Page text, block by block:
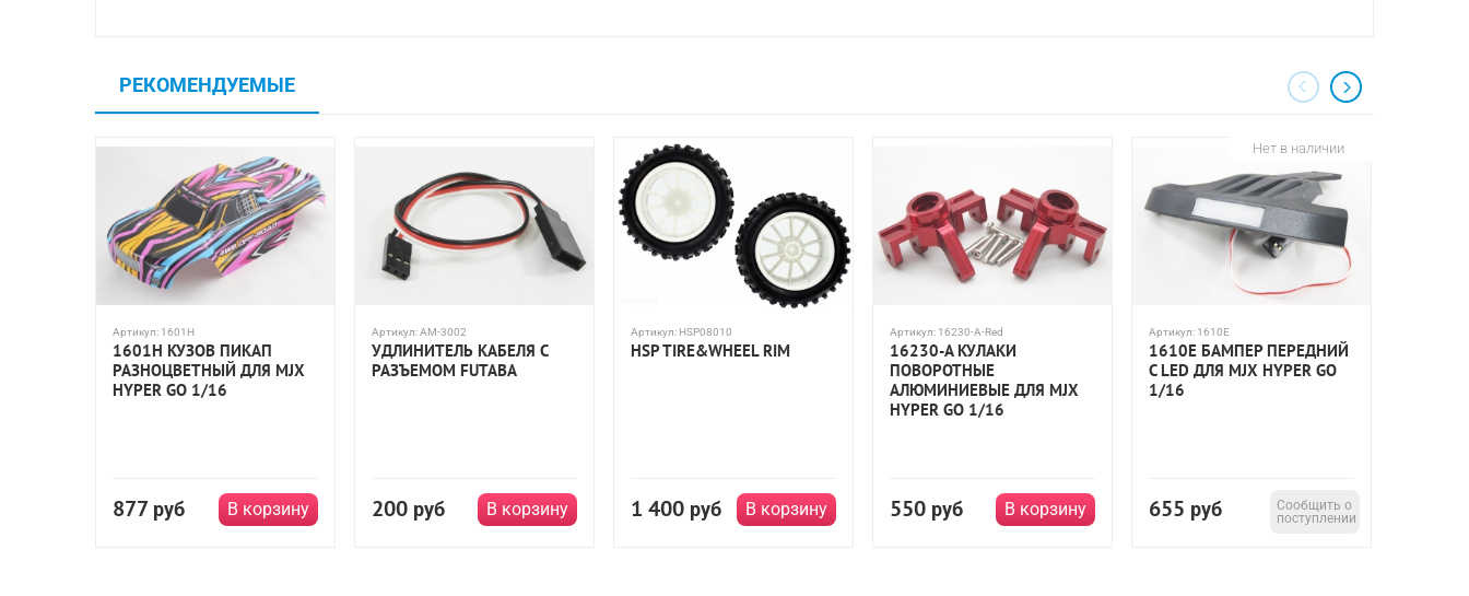
РЕКОМЕНДУЕМЫЕ
Артикул: 1601H
1601H КУЗОВ ПИКАП
РАЗНОЦВЕТНЫЙ ДЛЯ MJX
HYPER GO 1/16
877 руб В корзину
Артикул:AM-3002
УДЛИНИТЕЛЬ КАБЕЛЯ С
РАЗЪЕМОМ FUTABA
200 руб В корзину
Артикул: HSP08010
HSP TIRE&WHEEL RIM
1 400 руб В корзину
Артикул: 16230-A-Red
16230-A КУЛАКИ
ПОВОРОТНЫЕ
АЛЮМИНИЕВЫЕ ДЛЯ MJX
HYPER GO 1/16
550 руб В корзину
Нет в наличии
Артикул: 1610E
1610E БАМПЕР ПЕРЕДНИЙ
С LED ДЛЯ MJX HYPER GO
1/16
655 руб
Сообщить о
поступлении